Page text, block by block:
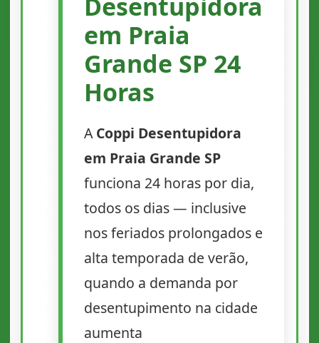
em Praia
Grande SP 24
Horas
ACoppi Desentupidora
em Praia Grande SP
funciona 24 horas por dia,
todos os dias — inclusive
nos feriados prolongados e
alta temporada de verão,
quando a demanda por
desentupimento na cidade
aumenta